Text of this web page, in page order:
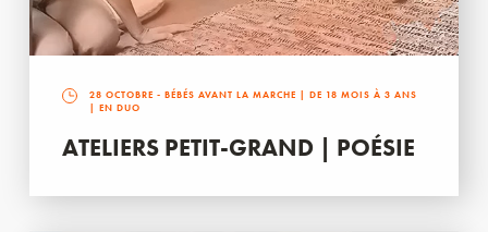
28 OCTOBRE - BÉBÉS AVANT LA MARCHE | DE 18 MOIS À 3 ANS
| EN DUO
ATELIERS PETIT-GRAND | POÉSIE